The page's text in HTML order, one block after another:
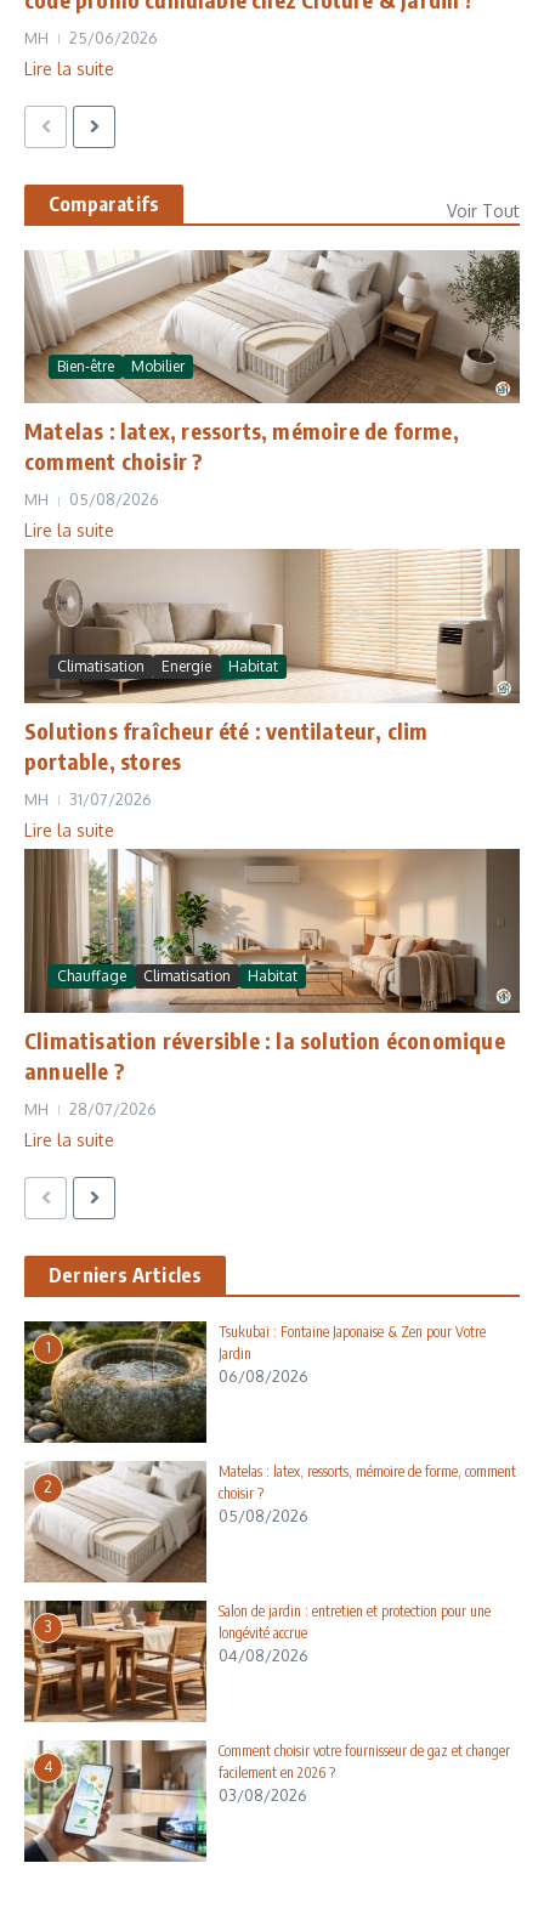
MH 25/06/2026
Lire la suite
Comparatifs Voir Tout
Bien-être Mobilier
Matelas : latex, ressorts, mémoire de forme,
comment choisir ?
MH 05/08/2026
Lire la suite
Climatisation Energie Habitat
Solutions fraîcheur été : ventilateur, clim
portable, stores
MH 31/07/2026
Lire la suite
Chauffage Climatisation Habitat
Climatisation réversible : la solution économique
annuelle ?
MH 28/07/2026
Lire la suite
Derniers Articles
1
Tsukubai : Fontaine Japonaise & Zen pour Votre
Jardin
06/08/2026
2
Matelas : latex, ressorts, mémoire de forme, comment
choisir ?
05/08/2026
3
Salon de jardin : entretien et protection pour une
longévité accrue
04/08/2026
4
Comment choisir votre fournisseur de gaz et changer
facilement en 2026 ?
03/08/2026